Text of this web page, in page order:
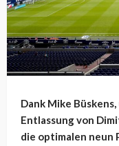
Dank Mike
Entlassung von
die optimalen neun